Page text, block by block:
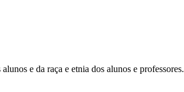
e da raça e etnia dos alunos e professores.